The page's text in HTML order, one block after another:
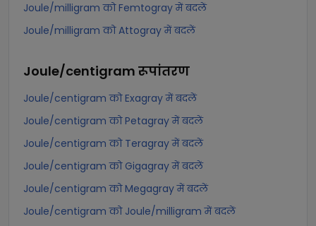
Joule/milligram को Femtogray में बदलें
Joule/milligram को Attogray में बदलें
Joule/centigram रूपांतरण
Joule/centigram को Exagray में बदलें
Joule/centigram को Petagray में बदलें
Joule/centigram को Teragray में बदलें
Joule/centigram को Gigagray में बदलें
Joule/centigram को Megagray में बदलें
Joule/centigram को Joule/milligram में बदलें